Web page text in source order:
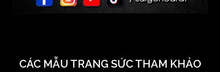
CÁC MẪU TRANG SỨC THAM KHẢO